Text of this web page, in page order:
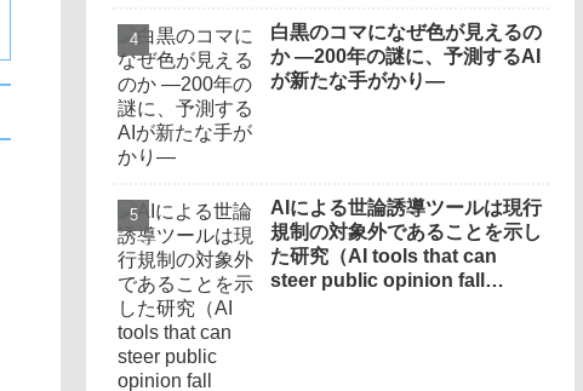
白黒のコマになぜ色が見えるの
か ―200年の謎に、予測するAI
が新たな手がかり―
AIによる世論誘導ツールは現行
規制の対象外であることを示し
た研究（AI tools that can
steer public opinion fall